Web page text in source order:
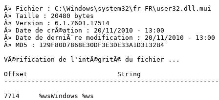
Â¤ Fichier : C:\Windows\system32\fr-FR\user32.dll.mui
Â¤ Taille : 20480 bytes
Â¤ Version : 6.1.7601.17514
Â¤ Date de crÃ©ation : 20/11/2010 - 13:00
Â¤ Date de derniÃ¨re modification : 20/11/2010 - 13:00
Â¤ MD5 : 129F80D7868E30DF3E3DE33A1D3132B4
VÃ©rification de l'intÃ©gritÃ© du fichier ...
Offset                       String
7714     %wsWindows %ws